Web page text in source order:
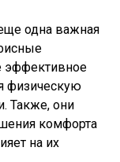
одна важная
эффективное
физическую
Также, они
комфорта
на их